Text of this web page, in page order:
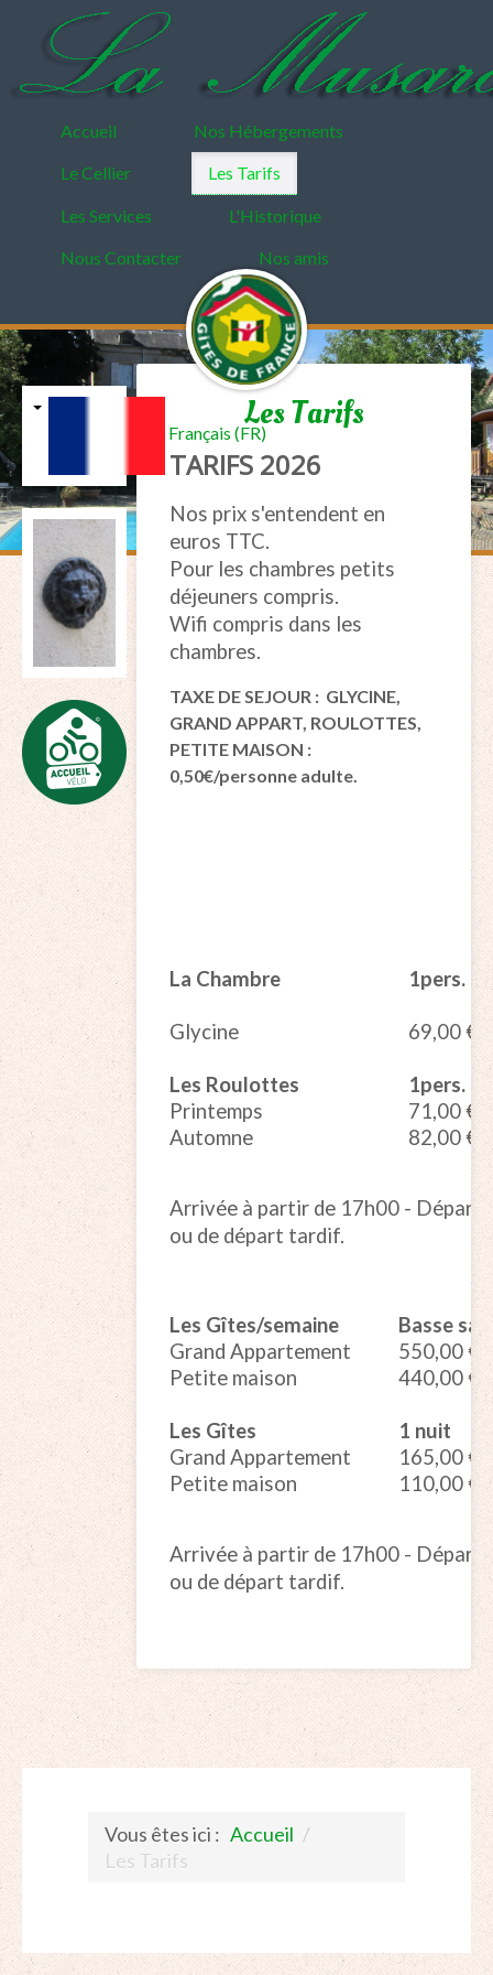
Accueil
Nos Hébergements
Le Cellier
Les Tarifs
Les Services
L'Historique
Nous Contacter
Nos amis
Français (FR)Les Tarifs
TARIFS 2026
Nos prix s'entendent en
euros TTC.
Pour les chambres petits
déjeuners compris.
Wifi compris dans les
chambres.
TAXE DE SEJOUR : GLYCINE,
GRAND APPART, ROULOTTES,
PETITE MAISON :
0,50€/personne adulte.
La Chambre 1pers.
Glycine 69,00 €
Les Roulottes 1pers.
Printemps
71,00 €
Automne
82,00 €
Arrivée à partir de 17h00 - Départ
ou de départ tardif.
Les Gîtes/semaine
Basse
Grand Appartement
550,00 €
Petite maison
440,00 €
Les Gîtes
1 nuit
Grand Appartement
165,00 €
Petite maison
110,00 €
Arrivée à partir de 17h00 - Départ
ou de départ tardif.
Vous êtes ici : Accueil /
Les Tarifs